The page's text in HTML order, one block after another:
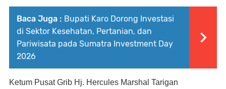
Baca Juga : Bupati Karo Dorong Investasi
di Sektor Kesehatan, Pertanian, dan
Pariwisata pada Sumatra Investment Day
2026
Ketum Pusat Grib Hj. Hercules Marshal Tarigan